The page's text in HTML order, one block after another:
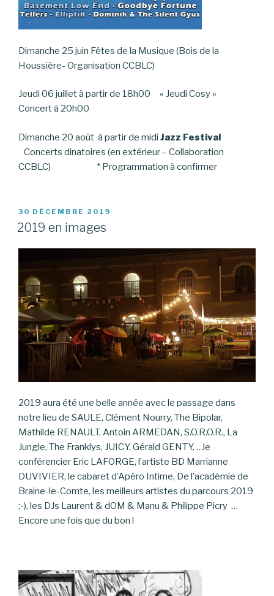
Dimanche 25 juin Fêtes de la Musique (Bois de la
Houssière- Organisation CCBLC)
Jeudi 06 juillet à partir de 18h00 « Jeudi Cosy »
Concert à 20h00
Dimanche 20 août à partir de midi Jazz Festival
Concerts dinatoires (en extérieur – Collaboration
CCBLC) * Programmation à confirmer
PUBLIÉ
LE
30 DÉCEMBRE 2019
2019 en images
2019 aura été une belle année avec le passage dans
notre lieu de SAULE, Clément Nourry, The Bipolar,
Mathilde RENAULT, Antoin ARMEDAN, S.O.R.O.R., La
Jungle, The Franklys, JUICY, Gérald GENTY, …le
conférencier Eric LAFORGE, l’artiste BD Marrianne
DUVIVIER, le cabaret d’Apéro Intime, De l’académie de
Braine-le-Comte, les meilleurs artistes du parcours 2019
;-), les DJs Laurent & dOM & Manu & Philippe Picry …
Encore une fois que du bon !